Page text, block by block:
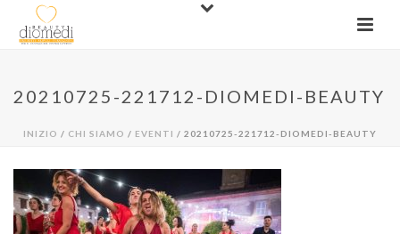
20210725-221712-DIOMEDI-BEAUTY
INIZIO / CHI SIAMO / EVENTI / 20210725-221712-DIOMEDI-BEAUTY